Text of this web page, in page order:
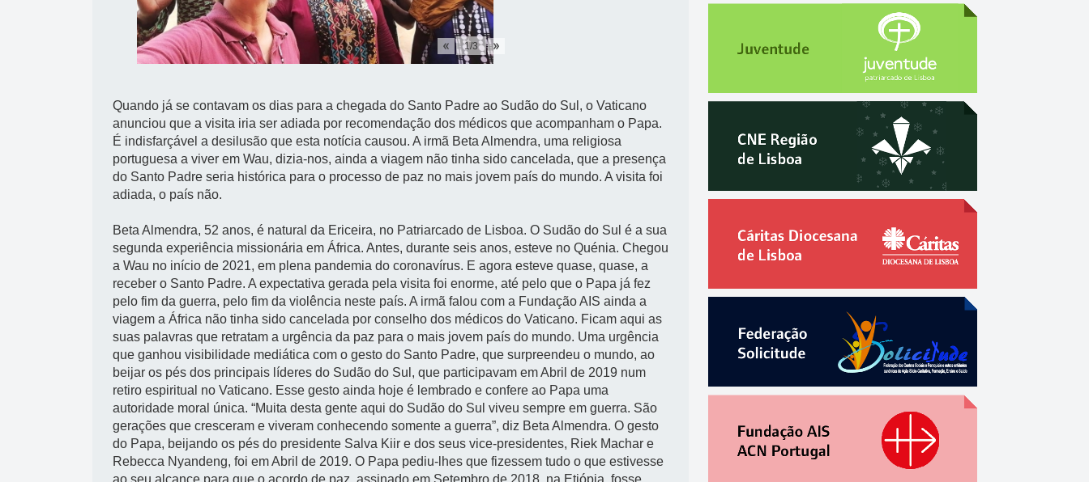
1/3
Quando já se contavam os dias para a chegada do Santo Padre ao Sudão do Sul, o Vaticano
anunciou que a visita iria ser adiada por recomendação dos médicos que acompanham o Papa.
É indisfarçável a desilusão que esta notícia causou. A irmã Beta Almendra, uma religiosa
portuguesa a viver em Wau, dizia-nos, ainda a viagem não tinha sido cancelada, que a presença
do Santo Padre seria histórica para o processo de paz no mais jovem país do mundo. A visita foi
adiada, o país não.
Beta Almendra, 52 anos, é natural da Ericeira, no Patriarcado de Lisboa. O Sudão do Sul é a sua
segunda experiência missionária em África. Antes, durante seis anos, esteve no Quénia. Chegou
a Wau no início de 2021, em plena pandemia do coronavírus. E agora esteve quase, quase, a
receber o Santo Padre. A expectativa gerada pela visita foi enorme, até pelo que o Papa já fez
pelo fim da guerra, pelo fim da violência neste país. A irmã falou com a Fundação AIS ainda a
viagem a África não tinha sido cancelada por conselho dos médicos do Vaticano. Ficam aqui as
suas palavras que retratam a urgência da paz para o mais jovem país do mundo. Uma urgência
que ganhou visibilidade mediática com o gesto do Santo Padre, que surpreendeu o mundo, ao
beijar os pés dos principais líderes do Sudão do Sul, que participavam em Abril de 2019 num
retiro espiritual no Vaticano. Esse gesto ainda hoje é lembrado e confere ao Papa uma
autoridade moral única. “Muita desta gente aqui do Sudão do Sul viveu sempre em guerra. São
gerações que cresceram e viveram conhecendo somente a guerra”, diz Beta Almendra. O gesto
do Papa, beijando os pés do presidente Salva Kiir e dos seus vice-presidentes, Riek Machar e
Rebecca Nyandeng, foi em Abril de 2019. O Papa pediu-lhes que fizessem tudo o que estivesse
ao seu alcance para que o acordo de paz, assinado em Setembro de 2018, na Etiópia, fosse